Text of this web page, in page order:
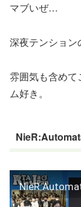
マブいぜ…
深夜テンション
雰囲気も含め
ム好き。